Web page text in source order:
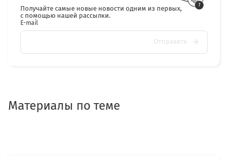
Получайте самые новые новости одним из первых,
с помощью нашей рассылки.
E-mail
Отправить
Материалы по теме